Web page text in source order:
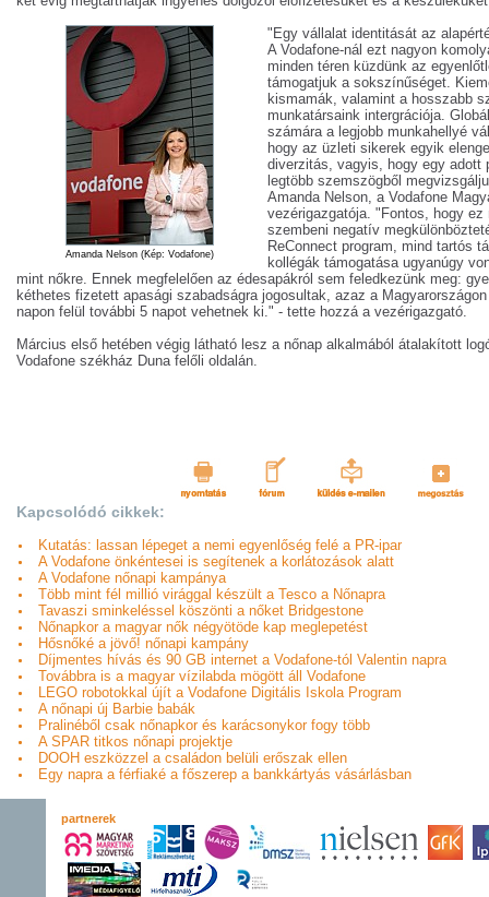
Amanda Nelson (Kép: Vodafone)
"Egy vállalat identitását az
A Vodafone-nál ezt nagyon
minden téren küzdünk az
támogatjuk a sokszínűséget.
kismamák, valamint a hosszabb
munkatársaink intergrációja.
számára a legjobb munkahellyé
hogy az üzleti sikerek egyik
diverzitás, vagyis, hogy egy adott
legtöbb szemszögből
Amanda Nelson, a Vodafone
vezérigazgatója. "Fontos, hogy ez
szembeni negatív
ReConnect program, mind tartós
kollégák támogatása ugyanúgy
mint nőkre. Ennek megfelelően az édesapákról sem feledkezünk meg:
kéthetes fizetett apasági szabadságra jogosultak, azaz a
napon felül további 5 napot vehetnek ki." - tette hozzá a vezérigazgató.
Március első hetében végig látható lesz a nőnap alkalmából átalakított
Vodafone székház Duna felőli oldalán.
Kapcsolódó cikkek:
Kutatás: lassan lépeget a nemi egyenlőség felé a PR-ipar
A Vodafone önkéntesei is segítenek a korlátozások alatt
A Vodafone nőnapi kampánya
Több mint fél millió virággal készült a Tesco a Nőnapra
Tavaszi sminkeléssel köszönti a nőket Bridgestone
Nőnapkor a magyar nők négyötöde kap meglepetést
Hősnőké a jövő! nőnapi kampány
Díjmentes hívás és 90 GB internet a Vodafone-tól Valentin napra
Továbbra is a magyar vízilabda mögött áll Vodafone
LEGO robotokkal újít a Vodafone Digitális Iskola Program
A nőnapi új Barbie babák
Pralinéből csak nőnapkor és karácsonykor fogy több
A SPAR titkos nőnapi projektje
DOOH eszközzel a családon belüli erőszak ellen
Egy napra a férfiaké a főszerep a bankkártyás vásárlásban
partnerek